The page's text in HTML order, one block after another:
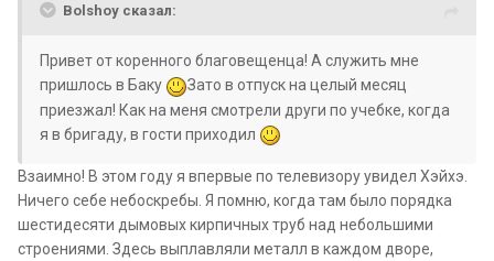
Bolshoy сказал:
Привет от коренного благовещенца! А служить мне
пришлось в Баку
Зато в отпуск на целый месяц
приезжал! Как на меня смотрели други по учебке, когда
я в бригаду, в гости приходил
Взаимно! В этом году я впервые по телевизору увидел Хэйхэ.
Ничего себе небоскребы. Я помню, когда там было порядка
шестидесяти дымовых кирпичных труб над небольшими
строениями. Здесь выплавляли металл в каждом дворе,